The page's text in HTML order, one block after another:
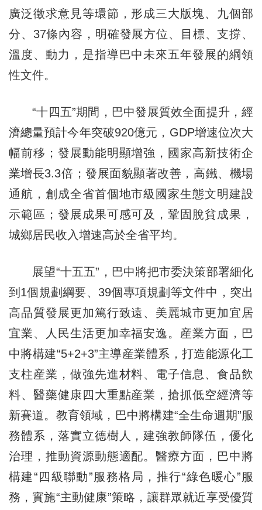
廣泛徵求意見等環節，形成三大版塊、九個部
分、37條內容，明確發展方位、目標、支撐、
溫度、動力，是指導巴中未來五年發展的綱領
性文件。
“十四五”期間，巴中發展質效全面提升，經
濟總量預計今年突破920億元，GDP增速位次大
幅前移；發展動能明顯增強，國家高新技術企
業增長3.3倍；發展面貌顯著改善，高鐵、機場
通航，創成全省首個地市級國家生態文明建設
示範區；發展成果可感可及，鞏固脫貧成果，
城鄉居民收入增速高於全省平均。
展望“十五五”，巴中將把市委決策部署細化
到1個規劃綱要、39個專項規劃等文件中，突出
高品質發展更加篤行致遠、美麗城市更加宜居
宜業、人民生活更加幸福安逸。産業方面，巴
中將構建“5+2+3”主導産業體系，打造能源化工
支柱産業，做強先進材料、電子信息、食品飲
料、醫藥健康四大重點産業，搶抓低空經濟等
新賽道。教育領域，巴中將構建“全生命週期”服
務體系，落實立德樹人，建強教師隊伍，優化
治理，推動資源動態適配。醫療方面，巴中將
構建“四級聯動”服務格局，推行“綠色暖心”服
務，實施“主動健康”策略，讓群眾就近享受優質